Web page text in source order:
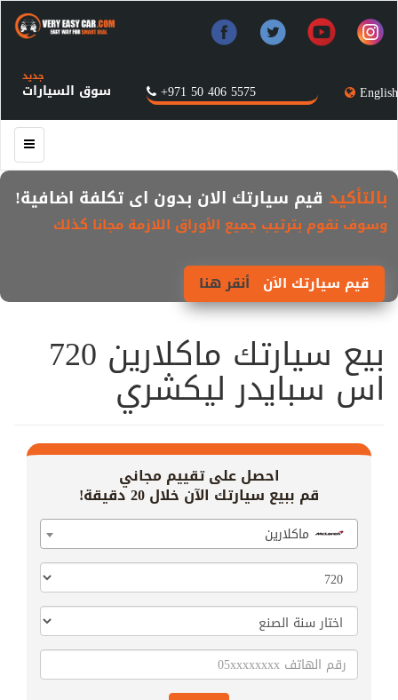
English
+971 50 406 5575 سوق السيارات
جديد
بالتأكيد قيم سيارتك الان بدون اى تكلفة اضافية!
وسوف نقوم بترتيب جميع الأوراق اللازمة مجانا كذلك
قيم سيارتك الاَن أنقر هنا
بيع سيارتك ماكلارين 720
اس سبايدر ليكشري
احصل على تقييم مجاني
قم ببيع سيارتك الآن خلال 20 دقيقة!
ماكلارين